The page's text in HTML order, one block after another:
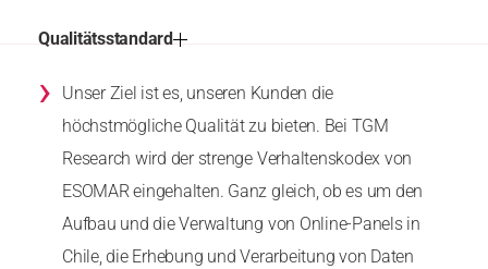
Qualitätsstandard
›
Unser Ziel ist es, unseren Kunden die
höchstmögliche Qualität zu bieten. Bei TGM
Research wird der strenge Verhaltenskodex von
ESOMAR eingehalten. Ganz gleich, ob es um den
Aufbau und die Verwaltung von Online-Panels in
Chile, die Erhebung und Verarbeitung von Daten